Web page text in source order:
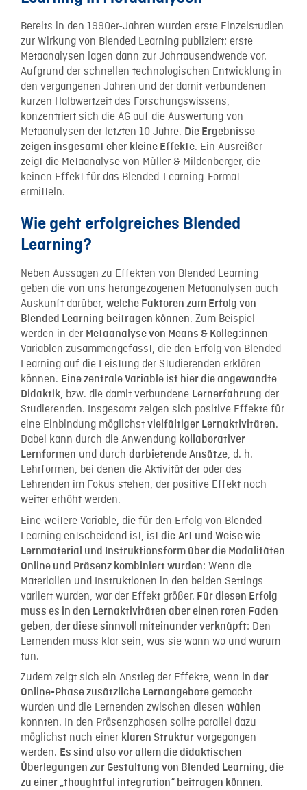
Bereits in den 1990er-Jahren wurden erste Einzelstudien
zur Wirkung von Blended Learning publiziert; erste
Metaanalysen lagen dann zur Jahrtausendwende vor.
Aufgrund der schnellen technologischen Entwicklung in
den vergangenen Jahren und der damit verbundenen
kurzen Halbwertzeit des Forschungswissens,
konzentriert sich die AG auf die Auswertung von
Metaanalysen der letzten 10 Jahre. Die Ergebnisse
zeigen insgesamt eher kleine Effekte. Ein Ausreißer
zeigt die Metaanalyse von Müller & Mildenberger, die
keinen Effekt für das Blended-Learning-Format
ermitteln.
Wie geht erfolgreiches Blended
Learning?
Neben Aussagen zu Effekten von Blended Learning
geben die von uns herangezogenen Metaanalysen auch
Auskunft darüber, welche Faktoren zum Erfolg von
Blended Learning beitragen können. Zum Beispiel
werden in der Metaanalyse von Means & Kolleg:innen
Variablen zusammengefasst, die den Erfolg von Blended
Learning auf die Leistung der Studierenden erklären
können. Eine zentrale Variable ist hier die angewandte
Didaktik, bzw. die damit verbundene Lernerfahrung der
Studierenden. Insgesamt zeigen sich positive Effekte für
eine Einbindung möglichst vielfältiger Lernaktivitäten.
Dabei kann durch die Anwendung kollaborativer
Lernformen und durch darbietende Ansätze, d. h.
Lehrformen, bei denen die Aktivität der oder des
Lehrenden im Fokus stehen, der positive Effekt noch
weiter erhöht werden.
Eine weitere Variable, die für den Erfolg von Blended
Learning entscheidend ist, ist die Art und Weise wie
Lernmaterial und Instruktionsform über die Modalitäten
Online und Präsenz kombiniert wurden: Wenn die
Materialien und Instruktionen in den beiden Settings
variiert wurden, war der Effekt größer. Für diesen Erfolg
muss es in den Lernaktivitäten aber einen roten Faden
geben, der diese sinnvoll miteinander verknüpft: Den
Lernenden muss klar sein, was sie wann wo und warum
tun.
Zudem zeigt sich ein Anstieg der Effekte, wenn in der
Online-Phase zusätzliche Lernangebote gemacht
wurden und die Lernenden zwischen diesen wählen
konnten. In den Präsenzphasen sollte parallel dazu
möglichst nach einer klaren Struktur vorgegangen
werden. Es sind also vor allem die didaktischen
Überlegungen zur Gestaltung von Blended Learning, die
zu einer „thoughtful integration“ beitragen können.